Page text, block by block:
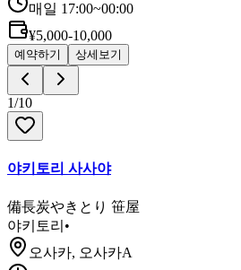
매일 17:00~00:00
¥5,000-10,000
예약하기 상세보기
1/10
야키토리 사사야
備長炭やきとり 笹屋
야키토리 •
오사카, 오사카A